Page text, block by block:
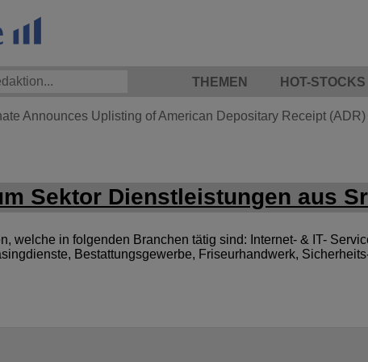
THEMEN HOT-STOCKS
Announces Uplisting of American Depositary Receipt
Sektor Dienstleistungen aus
welche in folgenden Branchen tätig sind: Internet- & IT-
Bestattungsgewerbe, Friseurhandwerk,